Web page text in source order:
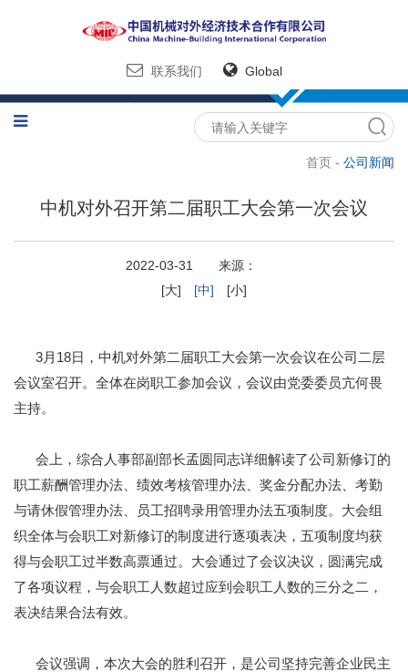
联系我们 Global
首页 - 公司新闻
中机对外召开第二届职工大会第一次会议
2022-03-31 来源：
[大]
[中] [小]
3月18日，中机对外第二届职工大会第一次会议在公司二层
会议室召开。全体在岗职工参加会议，会议由党委委员亢何畏
主持。
会上，综合人事部副部长孟圆同志详细解读了公司新修订的
职工薪酬管理办法、绩效考核管理办法、奖金分配办法、考勤
与请休假管理办法、员工招聘录用管理办法五项制度。大会组
织全体与会职工对新修订的制度进行逐项表决，五项制度均获
得与会职工过半数高票通过。大会通过了会议决议，圆满完成
了各项议程，与会职工人数超过应到会职工人数的三分之二，
表决结果合法有效。
会议强调，本次大会的胜利召开，是公司坚持完善企业民主